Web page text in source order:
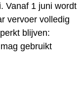
Vanaf 1 juni wordt
vervoer volledig
blijven:
gebruikt